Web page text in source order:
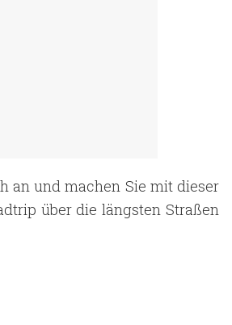
an und machen Sie mit dieser
über die längsten Straßen